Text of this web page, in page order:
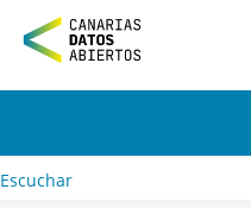
n
tEscuchar